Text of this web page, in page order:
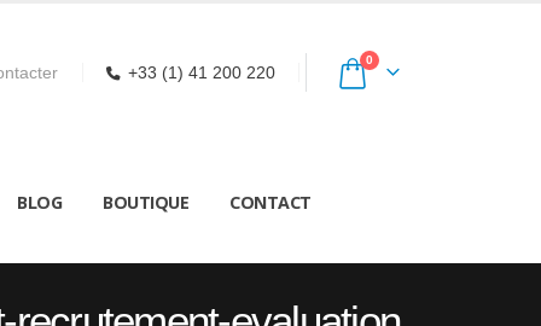
+33 (1) 41 200 220
0
BLOG BOUTIQUE CONTACT